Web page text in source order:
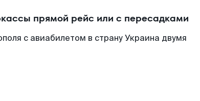
прямой рейс или с пересадками
с авиабилетом в страну Украина двумя